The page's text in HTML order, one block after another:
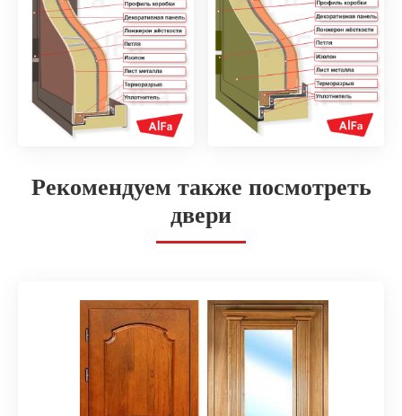
Рекомендуем также посмотреть
двери